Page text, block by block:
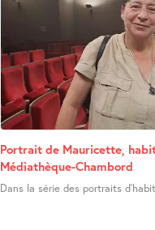
Portrait de Mauricette,
Médiathèque-Chambord
Dans la série des portraits